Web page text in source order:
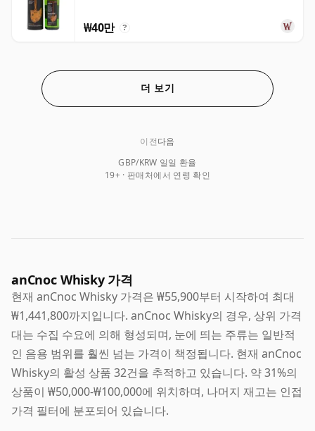
₩40만 ?
더 보기
GBP/KRW 일일 환율
19+ · 판매처에서 연령 확인
이전다음
anCnoc Whisky 가격
현재 anCnoc Whisky 가격은 ₩55,900부터 시작하여 최대
₩1,441,800까지입니다. anCnoc Whisky의 경우, 상위 가격
대는 수집 수요에 의해 형성되며, 눈에 띄는 주류는 일반적
인 음용 범위를 훨씬 넘는 가격이 책정됩니다. 현재 anCnoc
Whisky의 활성 상품 32건을 추적하고 있습니다. 약 31%의
상품이 ₩50,000-₩100,000에 위치하며, 나머지 재고는 인접
가격 필터에 분포되어 있습니다.